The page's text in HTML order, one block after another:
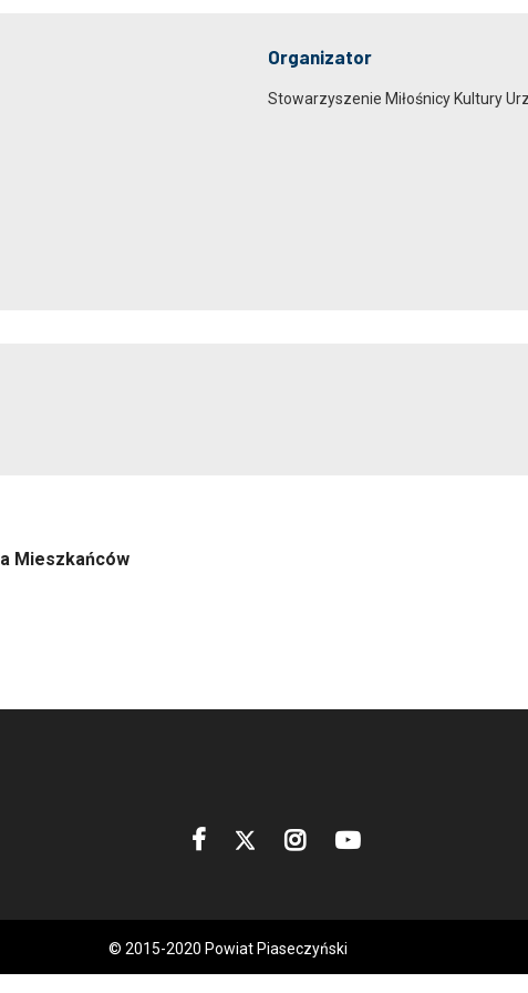
Organizator
Stowarzyszenie Miłośnicy Kultury
Mieszkańców
© 2015-2020 Powiat Piaseczyński